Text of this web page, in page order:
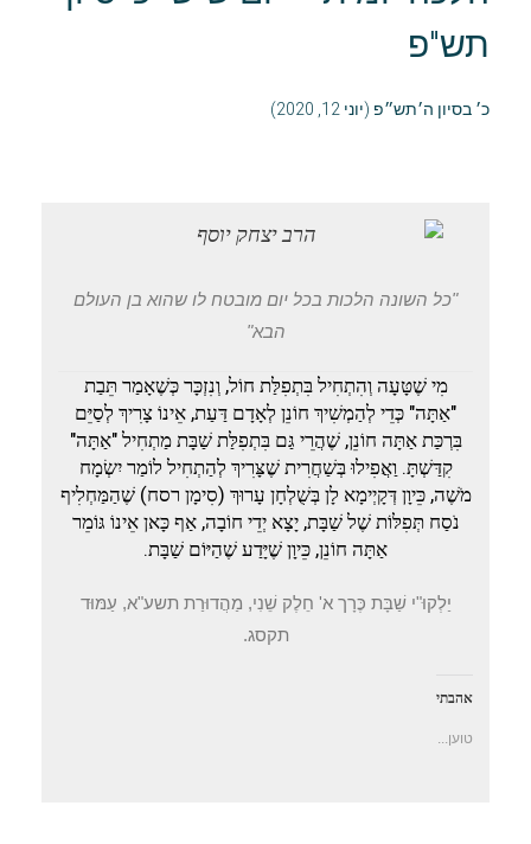
תש"פ
כ׳ בסיון ה׳תש״פ (יוני 12, 2020)
"כל השונה הלכות בכל יום מובטח לו שהוא בן העולם
הבא"
מִי שֶׁטָּעָה וְהִתְחִיל בִּתְפִלַּת חוֹל, וְנִזְכָּר כְּשֶׁאָמַר תֵּבַת
"אַתָּה" כְּדֵי לְהַמְשִׁיךְ חוֹנֵן לְאָדָם דַּעַת, אֵינוֹ צָרִיךְ לְסַיֵּם
בִּרְכַּת אַתָּה חוֹנֵן, שֶׁהֲרֵי גַּם בִּתְפִלַּת שַׁבָּת מַתְחִיל "אַתָּה"
קִדַּשְׁתָּ. וַאֲפִילוּ בְּשַׁחֲרִית שֶׁצָּרִיךְ לְהַתְחִיל לוֹמַר יִשְׂמָח
מֹשֶׁה, כֵּיוָן דְּקָיְימָא לָן בְּשֻׁלְחָן עָרוּךְ (סִימָן רסח) שֶׁהַמַּחְלִיף
נֹסַח תְּפִלּוֹת שֶׁל שַׁבָּת, יָצָא יְדֵי חוֹבָה, אַף כָּאן אֵינוֹ גּוֹמֵר
אַתָּה חוֹנֵן, כֵּיוָן שֶׁיָּדַע שֶׁהַיּוֹם שַׁבָּת.
יַלְקוּ"י שַׁבָּת כֶּרָך א' חֵלֶק שֵׁנִי, מַהֲדוּרַת תשע"א, עַמּוּד
תקסג.
אהבתי
טוען...